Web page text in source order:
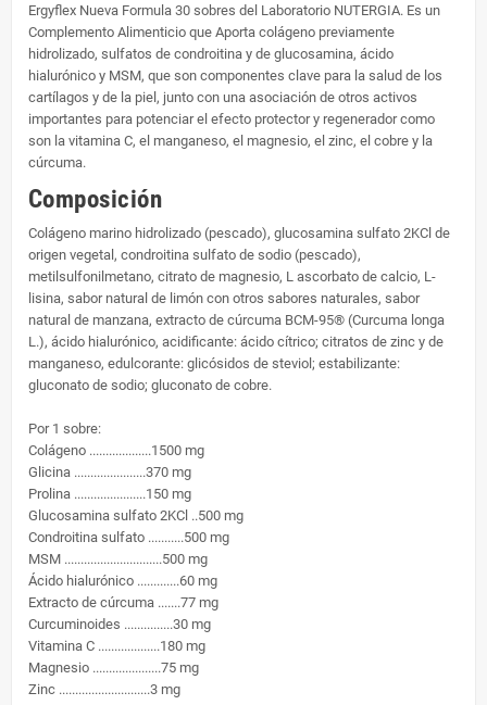
Ergyflex Nueva Formula 30 sobres del Laboratorio NUTERGIA. Es un
Complemento Alimenticio que Aporta colágeno previamente
hidrolizado, sulfatos de condroitina y de glucosamina, ácido
hialurónico y MSM, que son componentes clave para la salud de los
cartílagos y de la piel, junto con una asociación de otros activos
importantes para potenciar el efecto protector y regenerador como
son la vitamina C, el manganeso, el magnesio, el zinc, el cobre y la
cúrcuma.
Composición
Colágeno marino hidrolizado (pescado), glucosamina sulfato 2KCl de
origen vegetal, condroitina sulfato de sodio (pescado),
metilsulfonilmetano, citrato de magnesio, L ascorbato de calcio, L-
lisina, sabor natural de limón con otros sabores naturales, sabor
natural de manzana, extracto de cúrcuma BCM-95® (Curcuma longa
L.), ácido hialurónico, acidificante: ácido cítrico; citratos de zinc y de
manganeso, edulcorante: glicósidos de steviol; estabilizante:
gluconato de sodio; gluconato de cobre.
Por 1 sobre:
Colágeno ...................1500 mg
Glicina ......................370 mg
Prolina ......................150 mg
Glucosamina sulfato 2KCl ..500 mg
Condroitina sulfato ...........500 mg
MSM ..............................500 mg
Ácido hialurónico .............60 mg
Extracto de cúrcuma .......77 mg
Curcuminoides ...............30 mg
Vitamina C ...................180 mg
Magnesio .....................75 mg
Zinc ............................3 mg